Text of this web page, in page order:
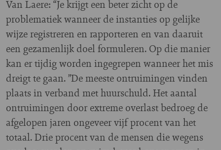
Van Laere: “Je krijgt een beter zicht op de
problematiek wanneer de instanties op gelijke
wijze registreren en rapporteren en van daaruit
een gezamenlijk doel formuleren. Op die manier
kan er tijdig worden ingegrepen wanneer het mis
dreigt te gaan. ”De meeste ontruimingen vinden
plaats in verband met huurschuld. Het aantal
ontruimingen door extreme overlast bedroeg de
afgelopen jaren ongeveer vijf procent van het
totaal. Drie procent van de mensen die wegens